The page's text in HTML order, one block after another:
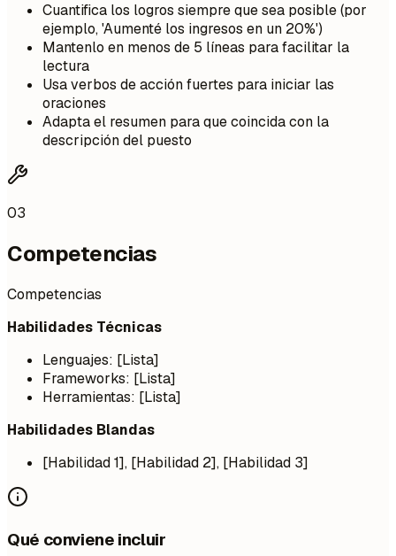
Cuantifica los logros siempre que sea posible (por
ejemplo, 'Aumenté los ingresos en un 20%')
Mantenlo en menos de 5 líneas para facilitar la
lectura
Usa verbos de acción fuertes para iniciar las
oraciones
Adapta el resumen para que coincida con la
descripción del puesto
03
Competencias
Competencias
Habilidades Técnicas
Lenguajes: [Lista]
Frameworks: [Lista]
Herramientas: [Lista]
Habilidades Blandas
[Habilidad 1], [Habilidad 2], [Habilidad 3]
Qué conviene incluir